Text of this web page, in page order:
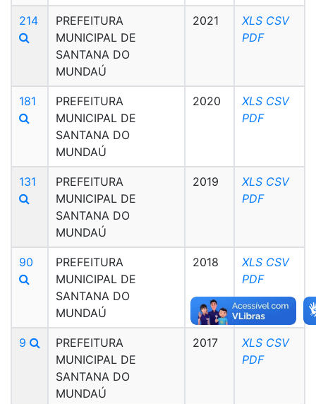
214
PREFEITURA
MUNICIPAL DE
SANTANA DO
MUNDAÚ
2021 XLS CSV
PDF
181
PREFEITURA
MUNICIPAL DE
SANTANA DO
MUNDAÚ
2020 XLS CSV
PDF
131
PREFEITURA
MUNICIPAL DE
SANTANA DO
MUNDAÚ
2019 XLS CSV
PDF
90
PREFEITURA
MUNICIPAL DE
SANTANA DO
MUNDAÚ
2018 XLS CSV
PDF
9
PREFEITURA
MUNICIPAL DE
SANTANA DO
MUNDAÚ
2017 XLS CSV
PDF